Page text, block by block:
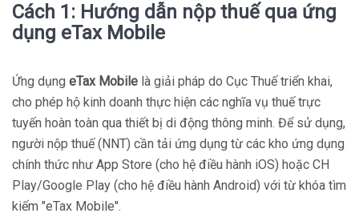
Cách 1: Hướng dẫn nộp thuế qua ứng
dụng eTax Mobile
Ứng dụng eTax Mobile là giải pháp do Cục Thuế triển khai,
cho phép hộ kinh doanh thực hiện các nghĩa vụ thuế trực
tuyến hoàn toàn qua thiết bị di động thông minh. Để sử dụng,
người nộp thuế (NNT) cần tải ứng dụng từ các kho ứng dụng
chính thức như App Store (cho hệ điều hành iOS) hoặc CH
Play/Google Play (cho hệ điều hành Android) với từ khóa tìm
kiếm "eTax Mobile".